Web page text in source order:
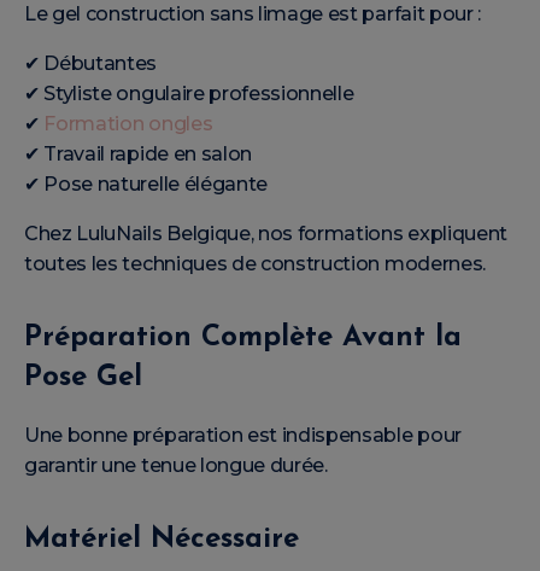
Le gel construction sans limage est parfait pour :
✔ Débutantes
✔ Styliste ongulaire professionnelle
✔ Formation ongles
✔ Travail rapide en salon
✔ Pose naturelle élégante
Chez LuluNails Belgique, nos formations expliquent
toutes les techniques de construction modernes.
Préparation Complète Avant la
Pose Gel
Une bonne préparation est indispensable pour
garantir une tenue longue durée.
Matériel Nécessaire